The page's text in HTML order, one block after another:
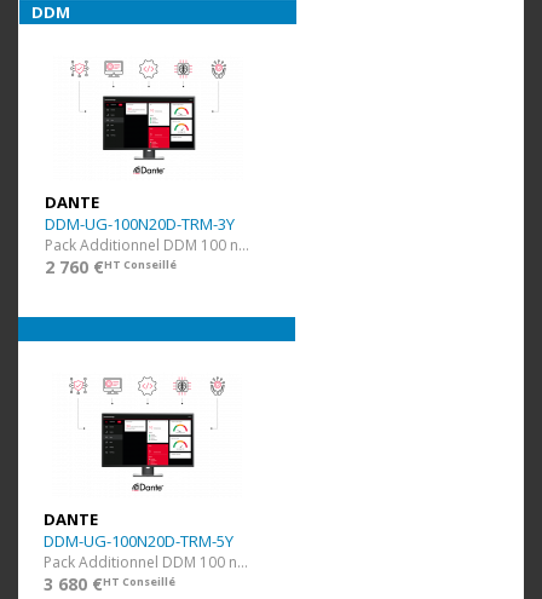
DDM
DANTE
DDM-UG-100N20D-TRM-3Y
Pack Additionnel DDM 100 nodes et 20 domaines + 3 ans
2 760 €HT Conseillé
DANTE
DDM-UG-100N20D-TRM-5Y
Pack Additionnel DDM 100 nodes et 20 domaines + 5 ans
3 680 €HT Conseillé